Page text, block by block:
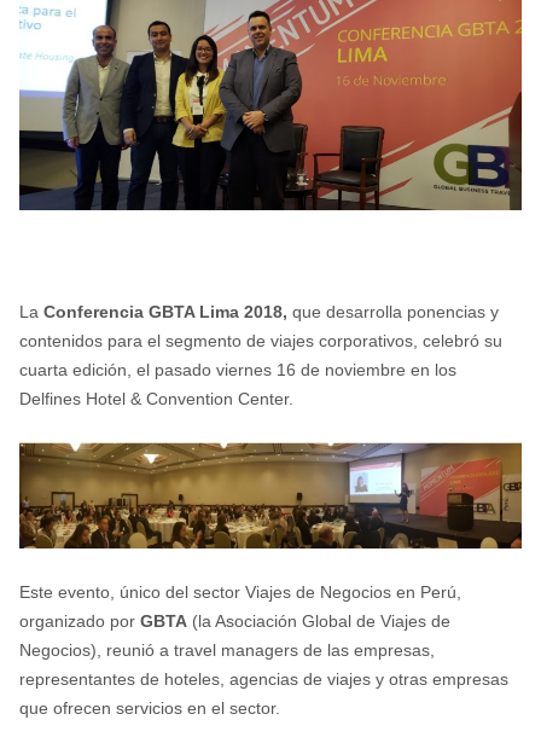
La Conferencia GBTA Lima 2018, que desarrolla ponencias y
contenidos para el segmento de viajes corporativos, celebró su
cuarta edición, el pasado viernes 16 de noviembre en los
Delfines Hotel & Convention Center.
Este evento, único del sector Viajes de Negocios en Perú,
organizado por GBTA(la Asociación Global de Viajes de
Negocios), reunió a travel managers de las empresas,
representantes de hoteles, agencias de viajes y otras empresas
que ofrecen servicios en el sector.